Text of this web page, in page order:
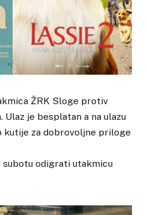
ŽRK Sloge protiv
Ulaz je besplatan a na ulazu
za dobrovoljne priloge
subotu odigrati utakmicu